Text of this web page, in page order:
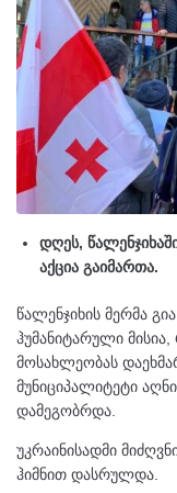
დღეს,
აქცია გაიმართა.
წალენჯიხის მერმა
ჰუმანიტარული
მოსახლეობას
მუნიციპალიტეტი
დამეგობრდა.
უკრაინისადმი
ჰიმნით დასრულდა.